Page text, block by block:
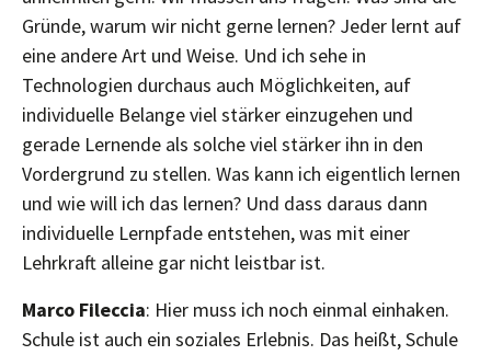
Gründe, warum wir nicht gerne lernen? Jeder lernt auf
eine andere Art und Weise. Und ich sehe in
Technologien durchaus auch Möglichkeiten, auf
individuelle Belange viel stärker einzugehen und
gerade Lernende als solche viel stärker ihn in den
Vordergrund zu stellen. Was kann ich eigentlich lernen
und wie will ich das lernen? Und dass daraus dann
individuelle Lernpfade entstehen, was mit einer
Lehrkraft alleine gar nicht leistbar ist.
Marco Fileccia: Hier muss ich noch einmal einhaken.
Schule ist auch ein soziales Erlebnis. Das heißt, Schule